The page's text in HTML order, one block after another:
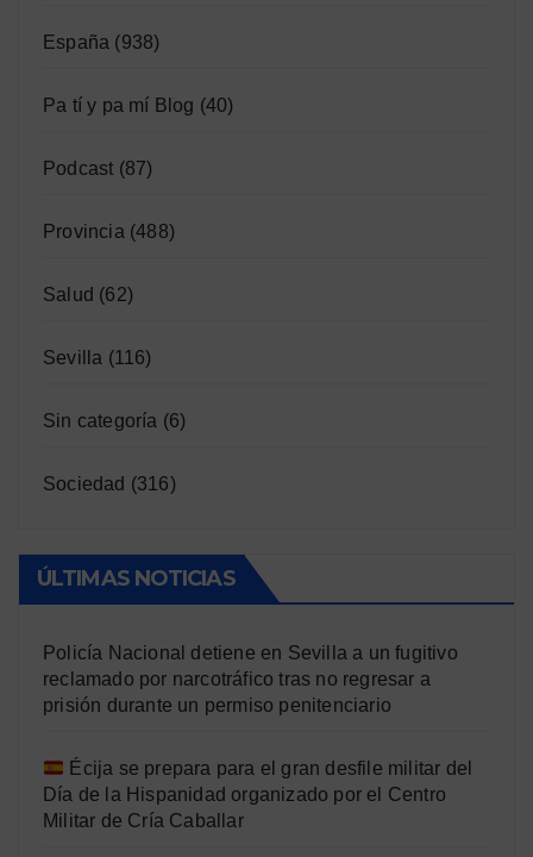
España (938)
Pa tí y pa mí Blog (40)
Podcast (87)
Provincia (488)
Salud (62)
Sevilla (116)
Sin categoría (6)
Sociedad (316)
ÚLTIMAS NOTICIAS
Policía Nacional detiene en Sevilla a un fugitivo
reclamado por narcotráfico tras no regresar a
prisión durante un permiso penitenciario
Écija se prepara para el gran desfile militar del
Día de la Hispanidad organizado por el Centro
Militar de Cría Caballar